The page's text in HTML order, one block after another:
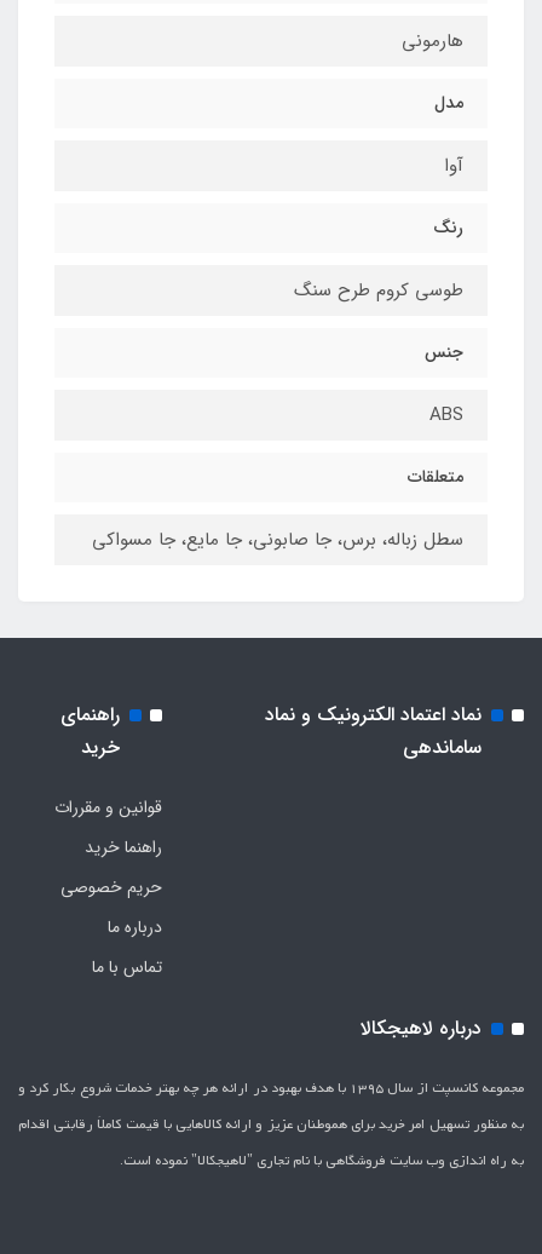
هارمونی
مدل
آوا
رنگ
طوسی کروم طرح سنگ
جنس
ABS
متعلقات
سطل زباله، برس، جا صابونی، جا مایع، جا مسواکی
نماد اعتماد الکترونیک و نماد
ساماندهی
راهنمای
خرید
قوانین و مقررات
راهنما خرید
حریم خصوصی
درباره ما
تماس با ما
درباره لاهیجکالا
مجموعه کانسپت از سال 1395 با هدف بهبود در ارائه هر چه بهتر خدمات شروع بکار کرد و
به منظور تسهیل امر خرید برای هموطنان عزیز و ارائه کالاهایی با قیمت کاملاَ رقابتی اقدام
به راه اندازی وب سایت فروشگاهی با نام تجاری "لاهیج­کالا" نموده است.